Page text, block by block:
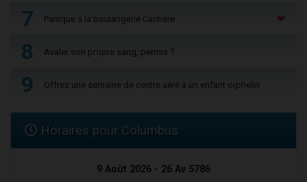
7 Panique à la boulangerie Cachère
8 Avaler son propre sang, permis ?
9 Offrez une semaine de centre aéré à un enfant orphelin
Horaires pour Columbus
9 Août 2026 - 26 Av 5786